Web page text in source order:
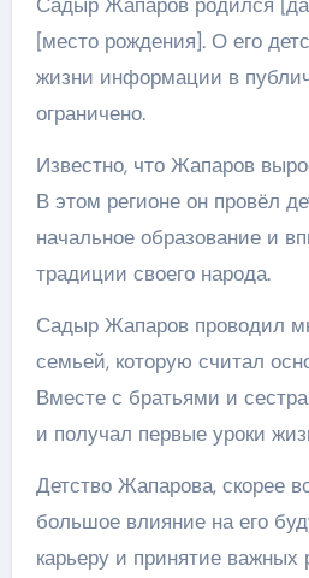
[место рождения]. О его
жизни информации в
ограничено.
Известно, что Жапаров
В этом регионе он провёл
начальное образование и
традиции своего народа.
Садыр Жапаров проводил
семьей, которую считал
Вместе с братьями и
и получал первые уроки
Детство Жапарова, скорее
большое влияние на его
карьеру и принятие